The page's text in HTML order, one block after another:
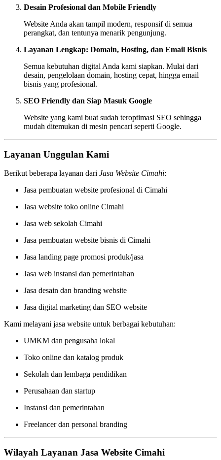
Desain Profesional dan Mobile Friendly
Website Anda akan tampil modern, responsif di semua
perangkat, dan tentunya menarik pengunjung.
Layanan Lengkap: Domain, Hosting, dan Email Bisnis
Semua kebutuhan digital Anda kami siapkan. Mulai dari
desain, pengelolaan domain, hosting cepat, hingga email
bisnis yang profesional.
SEO Friendly dan Siap Masuk Google
Website yang kami buat sudah teroptimasi SEO sehingga
mudah ditemukan di mesin pencari seperti Google.
Layanan Unggulan Kami
Berikut beberapa layanan dari Jasa Website Cimahi:
Jasa pembuatan website profesional di Cimahi
Jasa website toko online Cimahi
Jasa web sekolah Cimahi
Jasa pembuatan website bisnis di Cimahi
Jasa landing page promosi produk/jasa
Jasa web instansi dan pemerintahan
Jasa desain dan branding website
Jasa digital marketing dan SEO website
Kami melayani jasa website untuk berbagai kebutuhan:
UMKM dan pengusaha lokal
Toko online dan katalog produk
Sekolah dan lembaga pendidikan
Perusahaan dan startup
Instansi dan pemerintahan
Freelancer dan personal branding
Wilayah Layanan Jasa Website Cimahi